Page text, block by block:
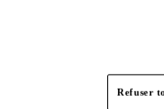
sur nos prix en
vous dans l’un de
sélection
Refuser